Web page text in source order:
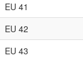
EU 41
EU 42
EU 43